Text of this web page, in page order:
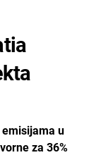
u
za 36%